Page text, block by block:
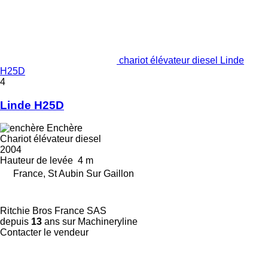
chariot élévateur diesel Linde
H25D
4
Linde H25D
Enchère
Chariot élévateur diesel
2004
Hauteur de levée 4 m
France, St Aubin Sur Gaillon
Ritchie Bros France SAS
depuis 13 ans sur Machineryline
Contacter le vendeur